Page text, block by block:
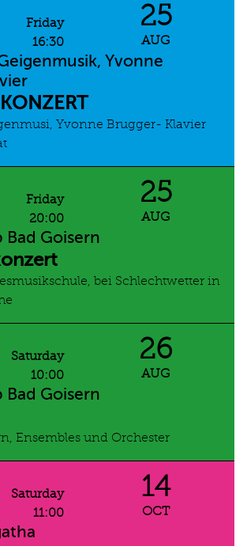
Friday
16:30
25
AUG
Yvonne
Yvonne Brugger- Klavier
Friday
20:00
25
AUG
Bad Goisern
bei Schlechtwetter in
Saturday
10:00
26
AUG
Bad Goisern
Ensembles und Orchester
Saturday
11:00
14
OCT